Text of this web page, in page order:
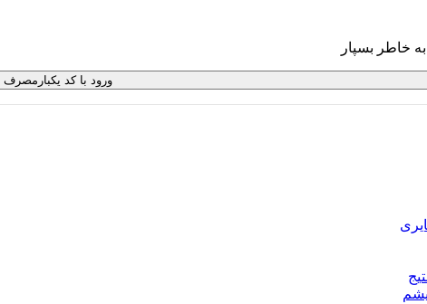
خاطر بسپار
ورود با کد یکبارمصرف